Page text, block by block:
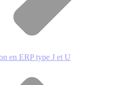
en ERP type J et U